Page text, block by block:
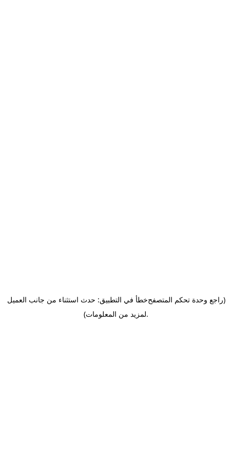
خطأ في التطبيق: حدث استثناء من جانب العميل(راجع وحدة تحكم المتصفح
لمزيد من المعلومات).